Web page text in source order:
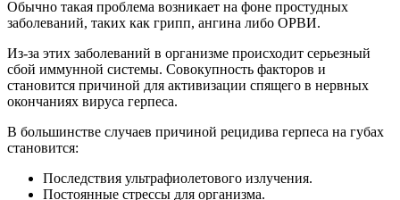
Обычно такая проблема возникает на фоне простудных
заболеваний, таких как грипп, ангина либо ОРВИ.
Из-за этих заболеваний в организме происходит серьезный
сбой иммунной системы. Совокупность факторов и
становится причиной для активизации спящего в нервных
окончаниях вируса герпеса.
В большинстве случаев причиной рецидива герпеса на губах
становится:
Последствия ультрафиолетового излучения.
Постоянные стрессы для организма.